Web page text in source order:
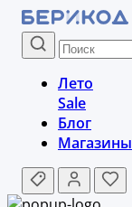
Лето
Sale
Блог
Магазины